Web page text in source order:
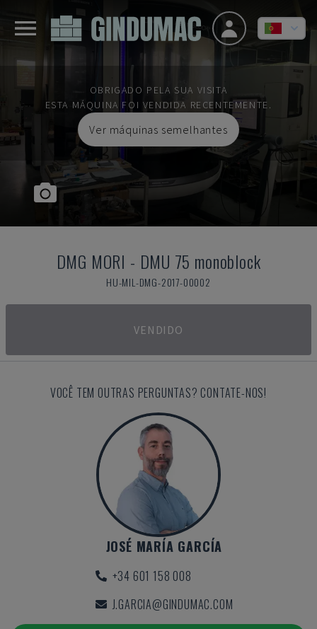
OBRIGADO PELA SUA VISITA
ESTA MÁQUINA FOI VENDIDA RECENTEMENTE.
Ver máquinas semelhantes
DMG MORI - DMU 75 monoblock
HU-MIL-DMG-2017-00002
VENDIDO
VOCÊ TEM OUTRAS PERGUNTAS? CONTATE-NOS!
JOSÉ MARÍA GARCÍA
+34 601 158 008
J.GARCIA@GINDUMAC.COM